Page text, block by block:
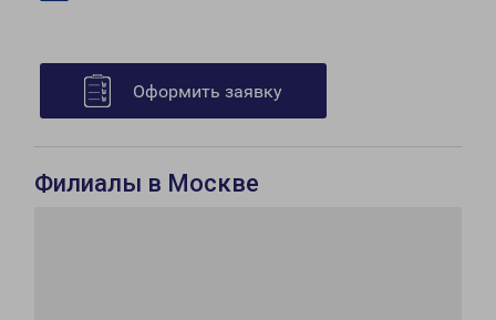
Оформить заявку
Филиалы в Москве